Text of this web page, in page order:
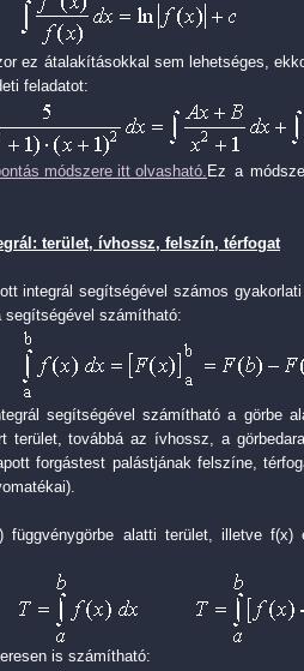
ez átalakításokkal sem lehetséges,
feladatot:
módszere itt olvasható. Ez a
terület, ívhossz, felszín, térfogat
integrál segítségével számos
segítségével számítható:
segítségével számítható a görbe
terület, továbbá az ívhossz, a
forgástest palástjának felszíne,
függvénygörbe alatti terület, illetve
is számítható: